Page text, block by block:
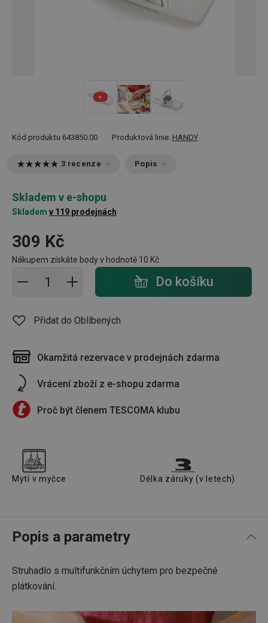
Kód produktu 643850.00 Produktová linie: HANDY
3 recenze Popis
Skladem v e-shopu
Skladem v 119 prodejnách
309 Kč
Nákupem získáte body v hodnotě 10 Kč
Přidat do košíku - počet Do košíku
Přidat do Oblíbených
Okamžitá rezervace v prodejnách zdarma
Vrácení zboží z e-shopu zdarma
Proč být členem TESCOMA klubu
Mytí v myčce Délka záruky (v letech)
Popis a parametry
Struhadlo s multifunkčním úchytem pro bezpečné
plátkování.